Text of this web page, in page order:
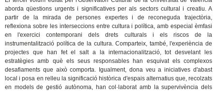
aborda qüestions urgents i significatives per als sectors cultural i creatiu. A
partir de la mirada de persones expertes i de reconeguda trajectòria,
reflexiona sobre les interseccions entre cultura i política, amb especial èmfasi
en l'exercici contemporani dels drets culturals i els riscos de la
instrumentalització política de la cultura. Comparteix, també, l'experiència de
projectes que han fet el salt a la internacionalització, tot desvelant les
estratègies amb què els seus responsables han esquivat els complexos
desafiaments que això comporta. Igualment, dona veu a iniciatives d'abast
local i posa en relleu la significació històrica d'espais alternatius que, recolzats
en models de gestió autònoma, han col·laborat amb la supervivència dels